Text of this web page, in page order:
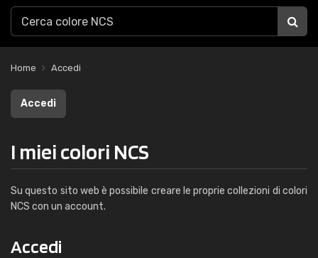
Home Accedi
Accedi
I miei colori NCS
Su questo sito web è possibile creare le proprie collezioni di colori
NCS con un account.
Accedi